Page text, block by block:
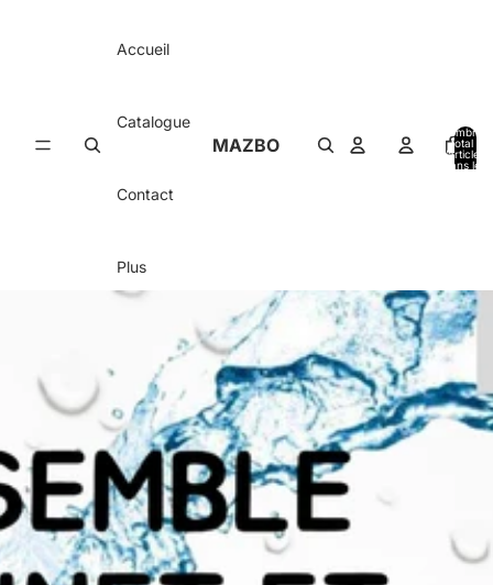
Accueil
Catalogue
Contact
Plus
MAZBO
Nombre
total
d’articles
dans le
Passer aux informations sur le produit